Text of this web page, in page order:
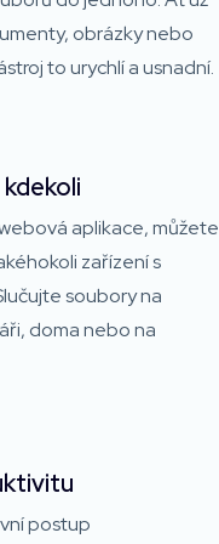
obrázky nebo
to urychlí a usnadní.
aplikace, můžete
zařízení s
soubory na
doma nebo na
postup